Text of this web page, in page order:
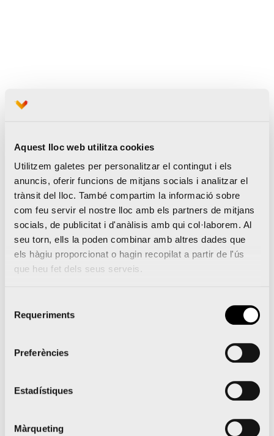
Aquest lloc web utilitza cookies
Utilitzem galetes per personalitzar el contingut i els
anuncis, oferir funcions de mitjans socials i analitzar el
trànsit del lloc. També compartim la informació sobre
com feu servir el nostre lloc amb els partners de mitjans
socials, de publicitat i d'anàlisis amb qui col·laborem. Al
seu torn, ells la poden combinar amb altres dades que
els hàgiu proporcionat o hagin recopilat a partir de l'ús
que heu fet dels seus serveis.
Requeriments
Preferències
Estadístiques
Màrqueting